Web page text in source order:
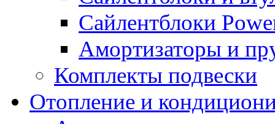
Сайлентблоки
Амортизаторы и
Комплекты подвески
Отопление и